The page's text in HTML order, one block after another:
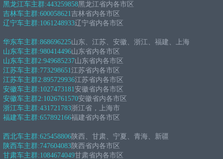
黑龙江车主群:443259858黑龙江省内各市区
吉林车主群:600058621吉林省内各市区
辽宁车主群:1061248933辽宁省内各市区
华东车主群:868696225山东、江苏、安徽、浙江、福建、上海
山东车主群:980414496山东省内各市区
山东车主群2:949685237山东省内各市区
江苏车主群:773298651江苏省内各市区
江苏车主群2:895729936江苏省内各市区
安徽车主群:1027473181安徽省内各市区
安徽车主群2:1026761570安徽省内各市区
浙江车主群:431721783浙江省，上海市
福建车主群:657892166福建省内各市区
西北车主群:625458806陕西、甘肃、宁夏、青海、新疆
陕西车主群:747604083陕西省内各市区
甘肃车主群:1084674049甘肃省内各市区